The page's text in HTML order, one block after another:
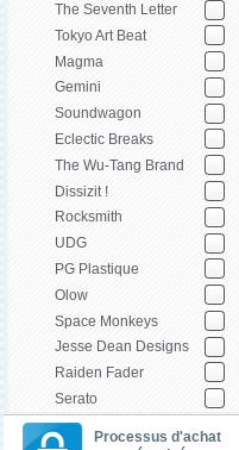
The Seventh Letter
Tokyo Art Beat
Magma
Gemini
Soundwagon
Eclectic Breaks
The Wu-Tang Brand
Dissizit !
Rocksmith
UDG
PG Plastique
Olow
Space Monkeys
Jesse Dean Designs
Raiden Fader
Serato
Processus d'achat